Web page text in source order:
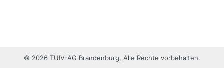
© 2026 TUIV-AG Brandenburg, Alle Rechte vorbehalten.